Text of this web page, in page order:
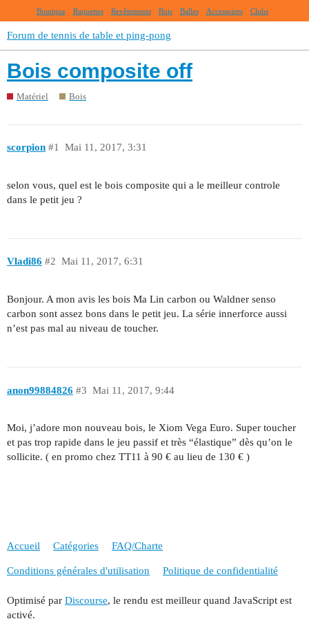
Boutique Raquettes Revêtements Bois Balles Accessoires Clubs
Forum de tennis de table et ping-pong
Bois composite off
Matériel Bois
scorpion Mai 11, 2017, 3:31
#1
selon vous, quel est le bois composite qui a le meilleur controle
dans le petit jeu ?
Vladi86 Mai 11, 2017, 6:31
#2
Bonjour. A mon avis les bois Ma Lin carbon ou Waldner senso
carbon sont assez bons dans le petit jeu. La série innerforce aussi
n’est pas mal au niveau de toucher.
anon99884826 Mai 11, 2017, 9:44
#3
Moi, j’adore mon nouveau bois, le Xiom Vega Euro. Super toucher
et pas trop rapide dans le jeu passif et très “élastique” dès qu’on le
sollicite. ( en promo chez TT11 à 90 € au lieu de 130 € )
Accueil Catégories FAQ/Charte
Conditions générales d'utilisation Politique de confidentialité
Optimisé par Discourse, le rendu est meilleur quand JavaScript est
activé.